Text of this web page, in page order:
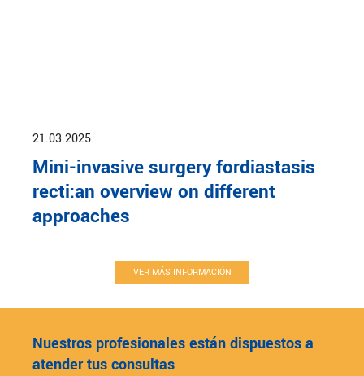
21.03.2025
Mini-invasive surgery fordiastasis
recti:an overview on different
approaches
VER MÁS INFORMACIÓN
Nuestros profesionales están dispuestos a
atender tus consultas